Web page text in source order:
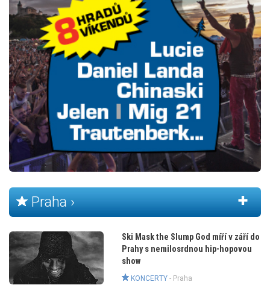
Praha ›
Ski Mask the Slump God míří v září do
Prahy s nemilosrdnou hip-hopovou
show
KONCERTY- Praha